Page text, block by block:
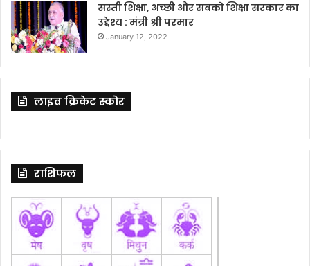
सस्ती शिक्षा, अच्छी और सबको शिक्षा सरकार का
उद्देश्य : मंत्री श्री परमार
January 12, 2022
लाइव क्रिकेट स्कोर
राशिफल